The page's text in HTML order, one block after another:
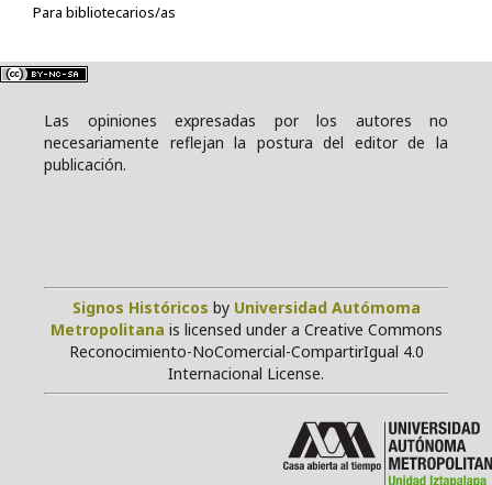
Para bibliotecarios/as
Las opiniones expresadas por los autores no
necesariamente reflejan la postura del editor de la
publicación.
Signos Históricos by Universidad Autómoma
Metropolitana is licensed under a Creative Commons
Reconocimiento-NoComercial-CompartirIgual 4.0
Internacional License.